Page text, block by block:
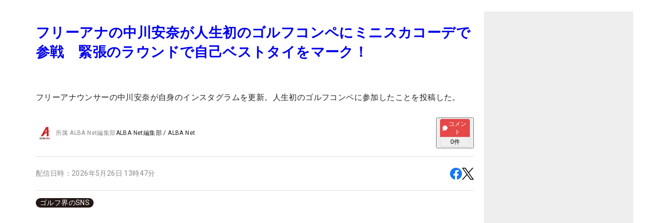
フリーアナの中川安奈が人生初のゴルフコンペにミニスカコーデで
参戦 緊張のラウンドで自己ベストタイをマーク！
フリーアナウンサーの中川安奈が自身のインスタグラムを更新。人生初のゴルフコンペに参加したことを投稿した。
所属ALBA Net編集部ALBA Net編集部 /ALBA Net
コメン
ト
0件
配信日時： 2026年5月26日 13時47分
ゴルフ界のSNS